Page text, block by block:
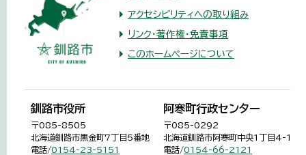
アクセシビリティへの取り組み
リンク・著作権・免責事項
このホームページについて
釧路市役所
〒085-8505
北海道釧路市黒金町7丁目5番地
電話/0154-23-5151
阿寒町行政センター
〒085-0292
北海道釧路市阿寒町中央1丁目4-1
電話/0154-66-2121